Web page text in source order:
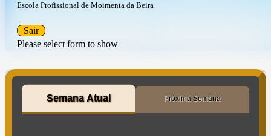
Escola Profissional de Moimenta da Beira
Please select form to show
Sair
Semana Atual Próxima Semana